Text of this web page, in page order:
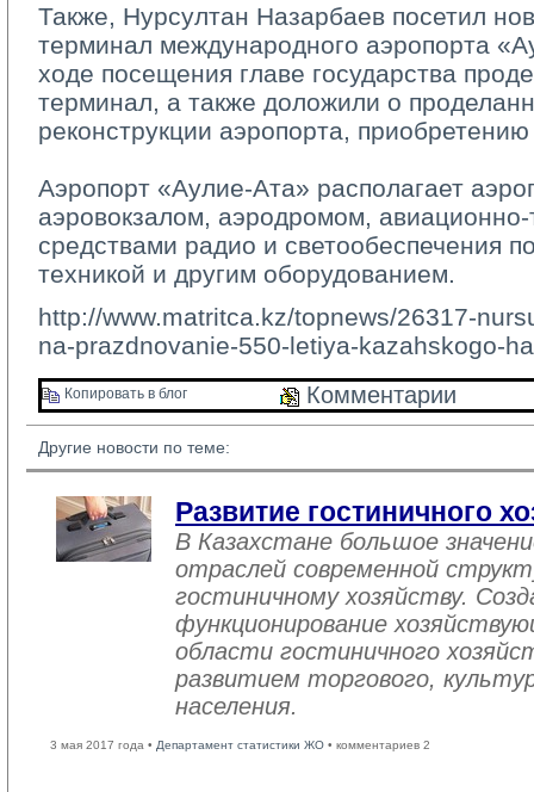
Также, Нурсултан Назарбаев посетил
терминал международного аэропорта
ходе посещения главе государства
терминал, а также доложили о
реконструкции аэропорта,
Аэропорт «Аулие-Ата» располагает
аэровокзалом, аэродромом, авиационно-
средствами радио и светообеспечения
техникой и другим оборудованием.
http://www.matritca.kz/topnews/26317-
na-prazdnovanie-550-letiya-kazahskogo-
Копировать в блог Комментарии
Другие новости по теме:
Развитие гостиничного
В Казахстане большое
отраслей современной
гостиничному хозяйству.
функционирование
области гостиничного
развитием торгового,
населения.
3 мая 2017 года • Департамент статистики ЖО • комментариев 2